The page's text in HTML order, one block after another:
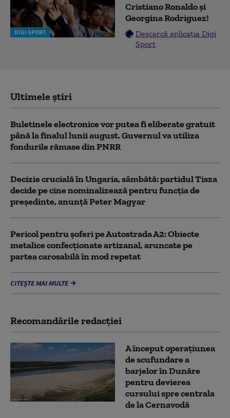
DIGI SPORT
Cristiano Ronaldo și
Georgina Rodriguez!
Descarcă aplicația Digi
Sport
Ultimele știri
Buletinele electronice vor putea fi eliberate gratuit
până la finalul lunii august. Guvernul va utiliza
fondurile rămase din PNRR
Decizie crucială în Ungaria, sâmbătă: partidul Tisza
decide pe cine nominalizează pentru funcția de
președinte, anunță Peter Magyar
Pericol pentru şoferi pe Autostrada A2: Obiecte
metalice confecţionate artizanal, aruncate pe
partea carosabilă în mod repetat
CITEȘTE MAI MULTE
Recomandările redacţiei
A început operațiunea
de scufundare a
barjelor în Dunăre
pentru devierea
cursului spre centrala
de la Cernavodă